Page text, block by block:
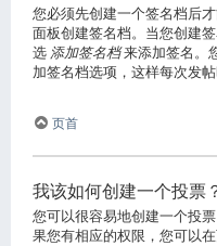
您必须先创建一个签名档后
面板创建签名档。当您创建
选 添加签名档来添加签名。
加签名档选项，这样每次发
页首
我该如何创建一个投票
您可以很容易地创建一个投
果您有相应的权限，您可以